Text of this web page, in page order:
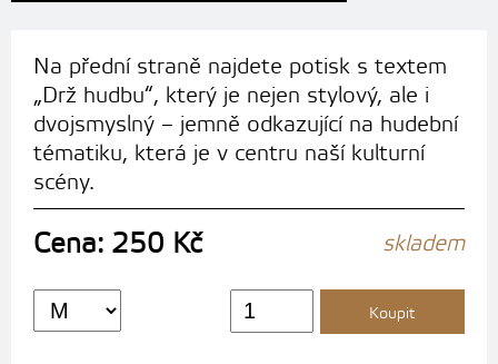
Na přední straně najdete potisk s textem
„Drž hudbu“, který je nejen stylový, ale i
dvojsmyslný – jemně odkazující na hudební
tématiku, která je v centru naší kulturní
scény.
Cena: 250 Kč skladem
Koupit